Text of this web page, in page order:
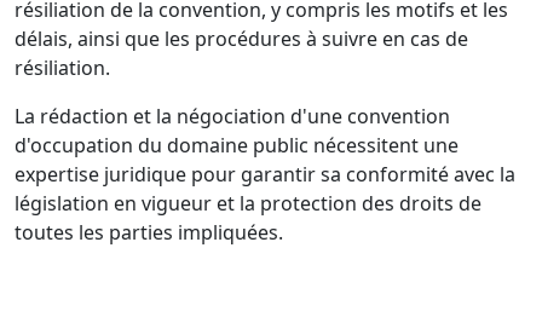
résiliation de la convention, y compris les motifs et les
délais, ainsi que les procédures à suivre en cas de
résiliation.
La rédaction et la négociation d'une convention
d'occupation du domaine public nécessitent une
expertise juridique pour garantir sa conformité avec la
législation en vigueur et la protection des droits de
toutes les parties impliquées.